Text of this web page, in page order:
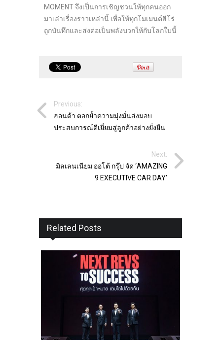
MOMENT จึงเป็นการเชิญชวนให้ทุกคนออก
มาเล่าเรื่องราวเหล่านี้ เพื่อให้ทุกโมเมนต์ฮีโร่
ถูกบันทึกและส่งต่อเป็นพลังบวกให้กับโลกใบนี้
Previous:
ฮอนด้า ตอกย้ำความมุ่งมั่นส่งมอบ
ประสบการณ์ดีเยี่ยมสู่ลูกค้าอย่างยั่งยืน
Next:
มิลเลนเนียม ออโต้ กรุ๊ป จัด ‘AMAZING
9 EXECUTIVE CAR DAY’
Related Posts